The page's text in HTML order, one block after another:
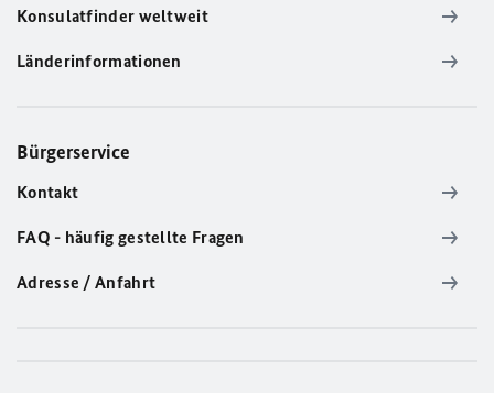
Konsulatfinder weltweit
Länderinformationen
Bürgerservice
Kontakt
FAQ - häufig gestellte Fragen
Adresse / Anfahrt